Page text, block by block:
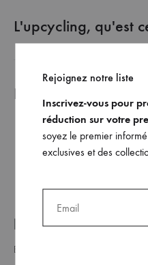
L'upcycling, qu'est
Nos valeurs et nos
REJOINDRE NOTRE LISTE _
Rejoignez notre liste
Inscrivez-vous pour
réduction sur votre
soyez le premier
exclusives et des